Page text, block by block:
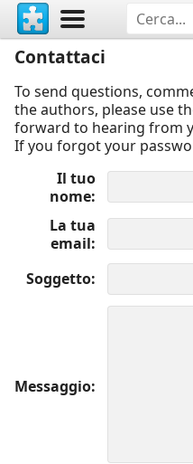
Contattaci
To send questions,
the authors, please use
forward to hearing from
If you forgot your
Il tuo
nome
La tua
email
Soggetto
Messaggio